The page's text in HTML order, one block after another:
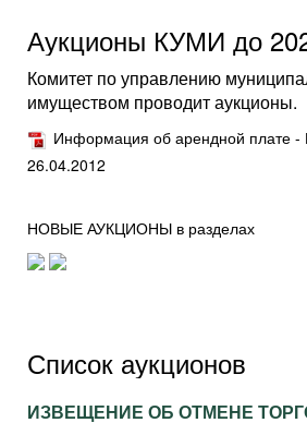
Аукционы КУМИ до
Комитет по управлению
имуществом проводит аукционы.
Информация об арендной плате
26.04.2012
НОВЫЕ АУКЦИОНЫ в разделах
Список аукционов
ИЗВЕЩЕНИЕ ОБ ОТМЕНЕ